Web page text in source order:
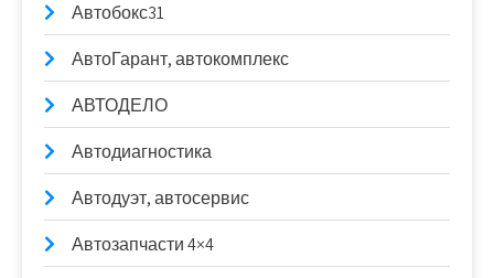
Автобокс31
АвтоГарант, автокомплекс
АВТОДЕЛО
Автодиагностика
Автодуэт, автосервис
Автозапчасти 4×4